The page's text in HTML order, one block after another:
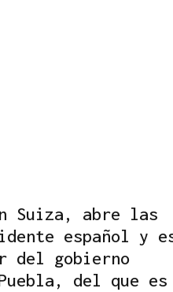
Suiza, abre las
español y
gobierno
del que es